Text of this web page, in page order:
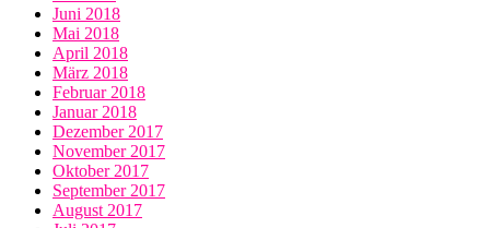
Juni 2018
Mai 2018
April 2018
März 2018
Februar 2018
Januar 2018
Dezember 2017
November 2017
Oktober 2017
September 2017
August 2017